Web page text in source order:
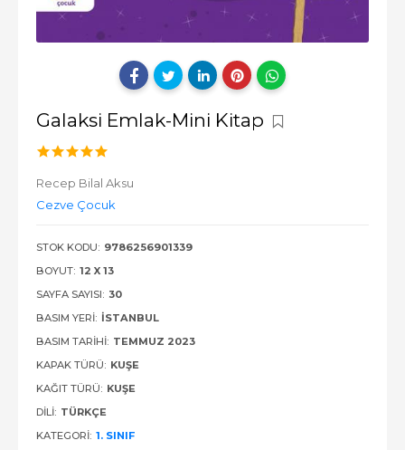
Galaksi Emlak-Mini Kitap
Recep Bilal Aksu
Cezve Çocuk
STOK KODU: 9786256901339
BOYUT: 12 X 13
SAYFA SAYISI: 30
BASIM YERI: İSTANBUL
BASIM TARIHI: TEMMUZ 2023
KAPAK TÜRÜ: KUŞE
KAĞIT TÜRÜ: KUŞE
DILI: TÜRKÇE
KATEGORI: 1. SINIF